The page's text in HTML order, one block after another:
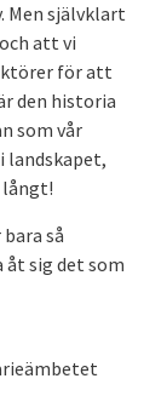
Men självklart
att vi
för att
den historia
som vår
landskapet,
så
åt sig det som